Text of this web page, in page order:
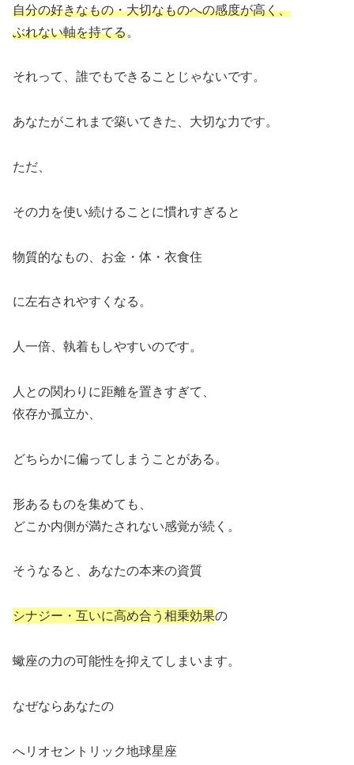
自分の好きなもの・大切なものへの感度が高く、
ぶれない軸を持てる。
それって、誰でもできることじゃないです。
あなたがこれまで築いてきた、大切な力です。
ただ、
その力を使い続けることに慣れすぎると
物質的なもの、お金・体・衣食住
に左右されやすくなる。
人一倍、執着もしやすいのです。
人との関わりに距離を置きすぎて、
依存か孤立か、
どちらかに偏ってしまうことがある。
形あるものを集めても、
どこか内側が満たされない感覚が続く。
そうなると、あなたの本来の資質
シナジー・互いに高め合う相乗効果の
蠍座の力の可能性を抑えてしまいます。
なぜならあなたの
へリオセントリック地球星座